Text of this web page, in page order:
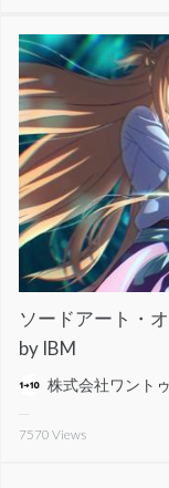
ソードアート・
by IBM
株式会社ワント
7570 Views